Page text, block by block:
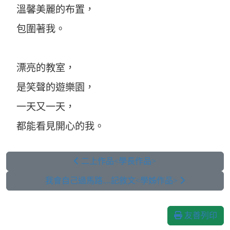
溫馨美麗的布置，
包圍著我。
漂亮的教室，
是笑聲的遊樂園，
一天又一天，
都能看見開心的我。
二上作品<學長作品>
我會自己過馬路....記敘文<學姊作品>
友善列印